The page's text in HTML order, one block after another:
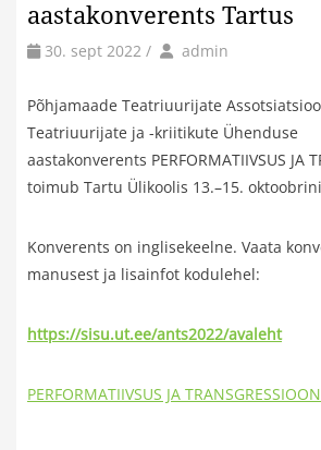
aastakonverents Tartus
30. sept 2022 / by Author
admin
Põhjamaade Teatriuurijate
Teatriuurijate ja -kriitikute Ühenduse
aastakonverents PERFORMATIIVSUS JA
toimub Tartu Ülikoolis 13.–15.
Konverents on inglisekeelne. Vaata
manusest ja lisainfot kodulehel:
https://sisu.ut.ee/ants2022/avaleht
PERFORMATIIVSUS JA